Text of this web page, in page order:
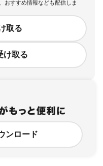
おすすめ情報なども配信しま
取る
け取る
ンロード